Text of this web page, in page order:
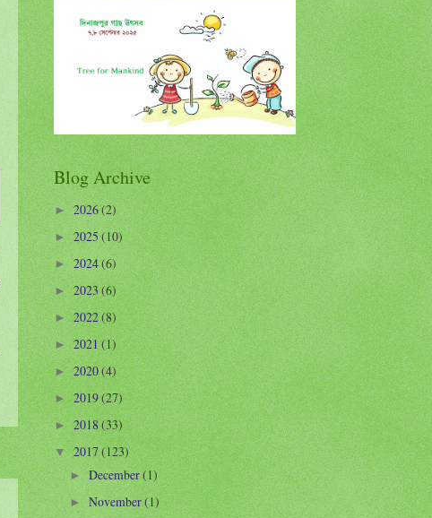
Blog Archive
►2026(2)
► 2025(10)
►2024(6)
►2023(6)
► 2022(8)
►2021(1)
►2020(4)
►2019(27)
►2018(33)
▼2017(123)
►December(1)
►November(1)